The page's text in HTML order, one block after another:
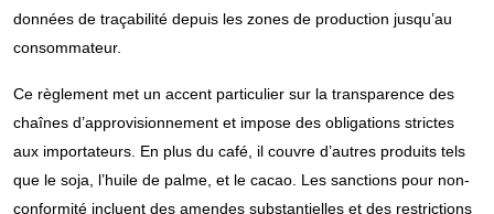
données de traçabilité depuis les zones de production jusqu’au
consommateur.
Ce règlement met un accent particulier sur la transparence des
chaînes d’approvisionnement et impose des obligations strictes
aux importateurs. En plus du café, il couvre d’autres produits tels
que le soja, l’huile de palme, et le cacao. Les sanctions pour non-
conformité incluent des amendes substantielles et des restrictions